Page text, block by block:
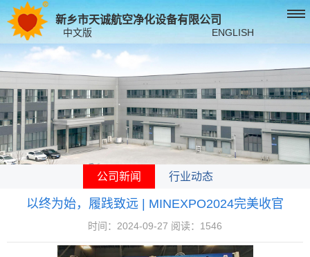
新乡市天诚航空净化设备有限公司
中文版 ENGLISH
公司新闻 行业动态
以终为始，履践致远 | MINEXPO2024完美收官
时间：2024-09-27 阅读：1546